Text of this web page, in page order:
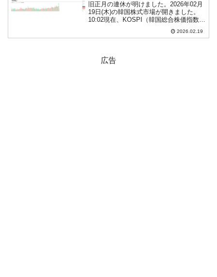
旧正月の連休が明けました。2026年02月
19日(木)の韓国株式市場が開きました。
10:02現在、KOSPI（韓国総合株価指数）
のチャートは以下のようになっています
（チャートは『Investing.com』より引
2026.02.19
広告